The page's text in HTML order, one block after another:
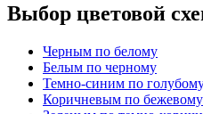
Выбор цветовой
Черным по белому
Белым по черному
Темно-синим по
Коричневым по бежевому